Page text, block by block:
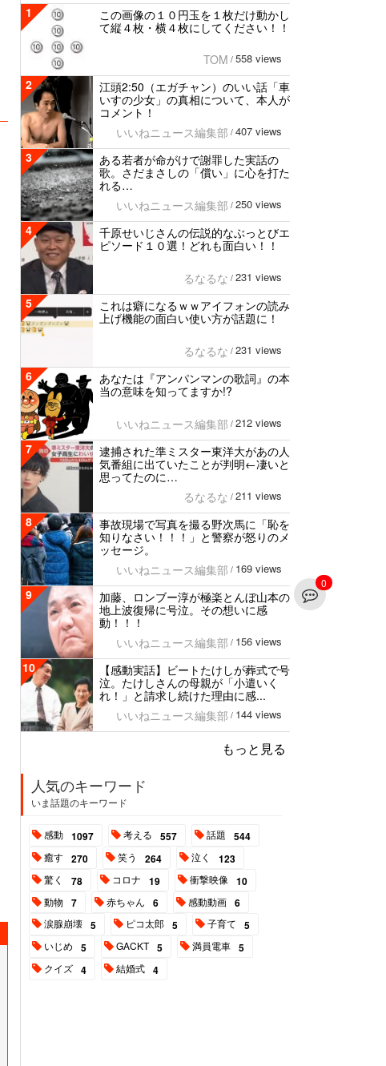
0
1
この画像の１０円玉を１枚だけ動かし
て縦４枚・横４枚にしてください！！
TOM / 558 views
2
江頭2:50（エガチャン）のいい話「車
いすの少女」の真相について、本人が
コメント！
いいねニュース編集部 / 407 views
3
ある若者が命がけで謝罪した実話の
歌。さだまさしの「償い」に心を打た
れる…
いいねニュース編集部 / 250 views
4
千原せいじさんの伝説的なぶっとびエ
ピソード１０選！どれも面白い！！
るなるな / 231 views
5
これは癖になるｗｗアイフォンの読み
上げ機能の面白い使い方が話題に！
るなるな / 231 views
6
あなたは『アンパンマンの歌詞』の本
当の意味を知ってますか!?
いいねニュース編集部 / 212 views
7
逮捕された準ミスター東洋大があの人
気番組に出ていたことが判明←凄いと
思ってたのに…
るなるな / 211 views
8
事故現場で写真を撮る野次馬に「恥を
知りなさい！！！」と警察が怒りのメ
ッセージ。
いいねニュース編集部 / 169 views
9
加藤、ロンブー淳が極楽とんぼ山本の
地上波復帰に号泣。その想いに感
動！！！
いいねニュース編集部 / 156 views
10
【感動実話】ビートたけしが葬式で号
泣。たけしさんの母親が「小遣いく
れ！」と請求し続けた理由に感...
いいねニュース編集部 / 144 views
もっと見る
人気のキーワード
いま話題のキーワード
感動 1097 考える 557 話題 544
癒す 270 笑う 264 泣く 123
驚く 78 コロナ 19 衝撃映像 10
動物 7 赤ちゃん 6 感動動画 6
涙腺崩壊 5 ピコ太郎 5 子育て 5
いじめ 5 GACKT 5 満員電車 5
クイズ 4 結婚式 4